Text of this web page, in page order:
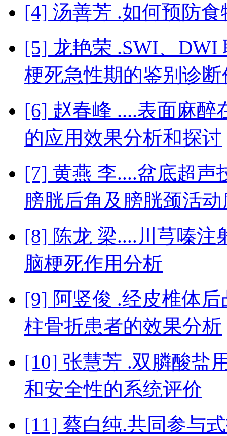
[4] 汤善芳 .如何预防
[5] 龙艳荣 .SWI、DWI
梗死急性期的鉴别诊断
[6] 赵春峰 ....表面麻醉
的应用效果分析和探讨
[7] 黄燕 李....盆底超声
膀胱后角及膀胱颈活
[8] 陈龙 梁....川芎嗪注
脑梗死作用分析
[9] 阿竖俊 .经皮椎体
柱骨折患者的效果分析
[10] 张慧芳 .双膦酸盐
和安全性的系统评价
[11] 蔡白纯.共同参与